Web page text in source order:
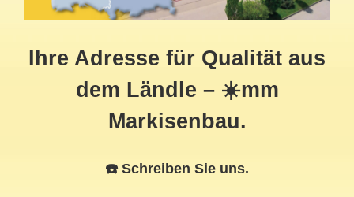
Ihre Adresse für Qualität aus
dem Ländle – ☀️mm
Markisenbau.
☎️ Schreiben Sie uns.